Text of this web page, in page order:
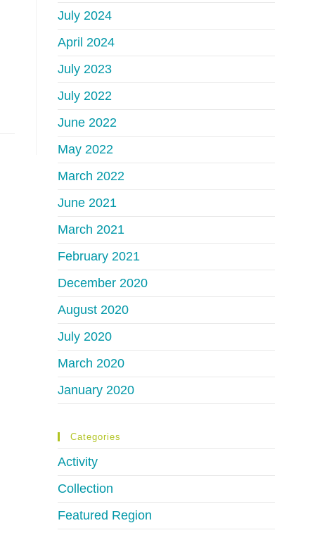
July 2024
April 2024
July 2023
July 2022
June 2022
May 2022
March 2022
June 2021
March 2021
February 2021
December 2020
August 2020
July 2020
March 2020
January 2020
Categories
Activity
Collection
Featured Region